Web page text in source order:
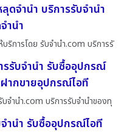
จำนำ บริการรับจำนำ
ำนำ
ริการโดย รับจํานํา.com บริการรั
รับจำนำ รับซื้ออุปกรณ์
ากขายอุปกรณ์ไอที
จํานํา.com บริการรับจำนำของทุ
ำนำ รับซื้ออุปกรณ์ไอที